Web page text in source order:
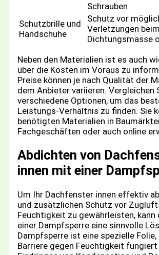
Schrauben
Schutzbrille und
Handschuhe
Schutz vor
Verletzungen
Dichtungsmasse
Neben den Materialien ist es auch
über die Kosten im Voraus zu
Preise können je nach Qualität der
dem Anbieter variieren. Vergleichen
verschiedene Optionen, um das
Leistungs-Verhältnis zu finden. Sie
benötigten Materialien in
Fachgeschäften oder auch online
Abdichten von
innen mit einer
Um Ihr Dachfenster innen effektiv
und zusätzlichen Schutz vor Zugluft
Feuchtigkeit zu gewährleisten, kann
einer Dampfsperre eine sinnvolle
Dampfsperre ist eine spezielle Folie,
Barriere gegen Feuchtigkeit fungiert